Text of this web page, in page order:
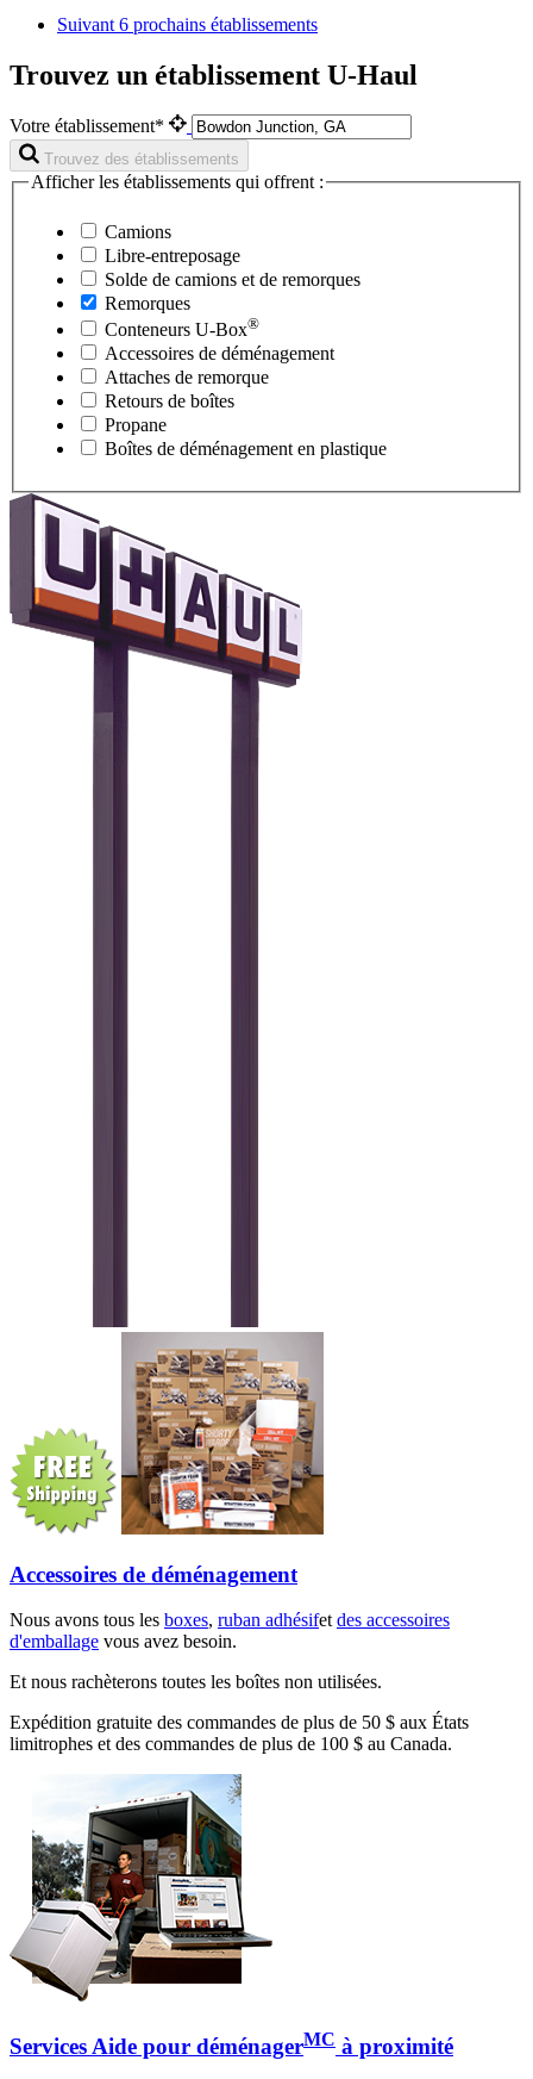
Suivant 6 prochains établissements
Trouvez un établissement U-Haul
Votre établissement*
Trouvez des établissements
Afficher les établissements qui offrent :
Camions
Libre-entreposage
Solde de camions et de remorques
Remorques
Conteneurs U-Box®
Accessoires de déménagement
Attaches de remorque
Retours de boîtes
Propane
Boîtes de déménagement en plastique
Accessoires de déménagement
Nous avons tous les boxes, ruban adhésifetdes accessoires
d'emballage vous avez besoin.
Et nous rachèterons toutes les boîtes non utilisées.
Expédition gratuite des commandes de plus de 50 $ aux États
limitrophes et des commandes de plus de 100 $ au Canada.
Services Aide pour déménagerMC à proximité